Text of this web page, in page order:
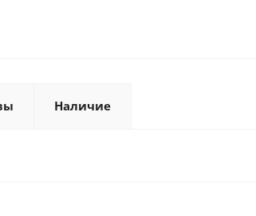
Наличие